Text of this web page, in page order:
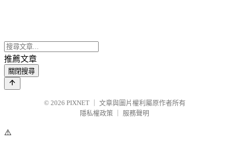
推薦文章
關閉搜尋
© 2026 PIXNET
文章與圖片權利屬原作者所有
隱私權政策
服務聲明
⚠️